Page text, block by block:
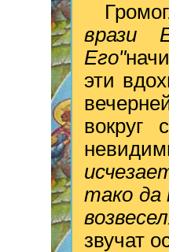
врази
Его"
эти
вокруг
тако да
звучат